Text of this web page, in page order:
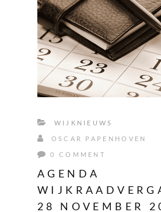
WIJKNIEUWS
OSCAR PAPENHOVEN
0 COMMENT
AGENDA
28 NOVEMBER